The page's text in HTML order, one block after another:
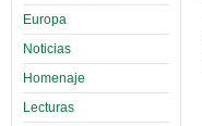
Europa
Noticias
Homenaje
Lecturas